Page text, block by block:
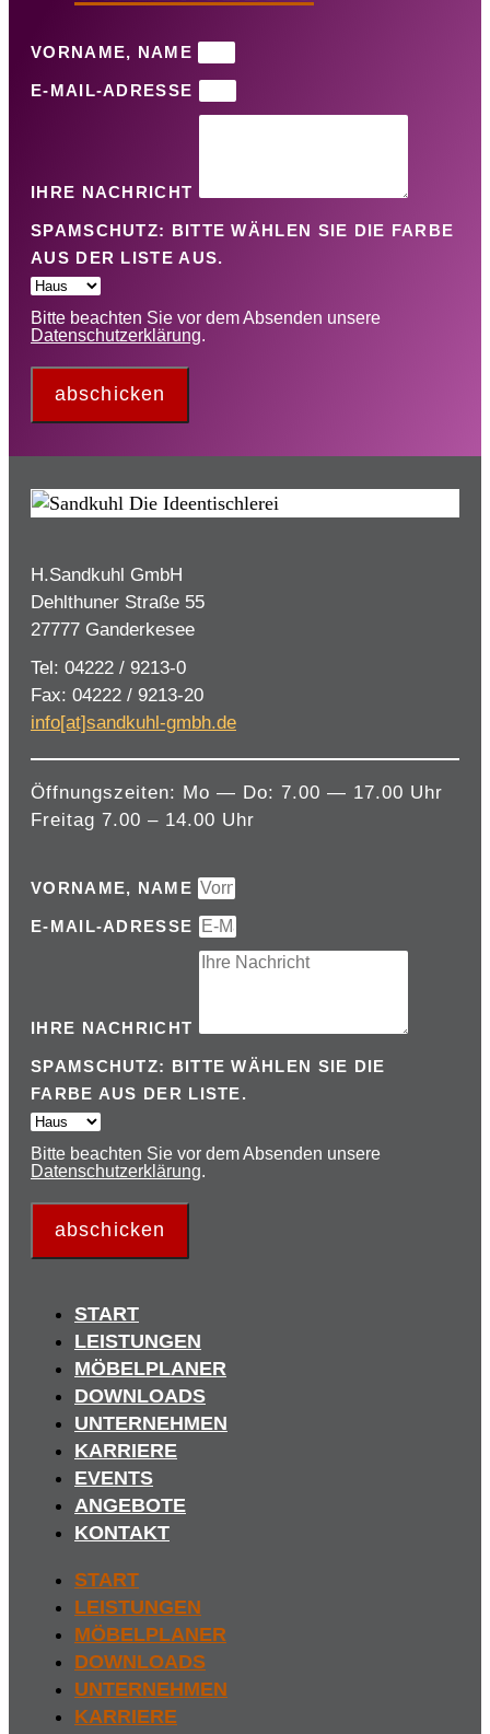
VORNAME, NAME
E-MAIL-ADRESSE
IHRE NACHRICHT
SPAMSCHUTZ: BITTE WÄHLEN SIE DIE FARBE
AUS DER LISTE AUS.
Bitte beachten Sie vor dem Absenden unsere
Datenschutzerklärung.
abschicken
H.Sandkuhl GmbH
Dehlthuner Straße 55
27777 Ganderkesee
Tel: 04222 / 9213-0
Fax: 04222 / 9213-20
info[at]sandkuhl-gmbh.de
Öffnungszeiten: Mo — Do: 7.00 — 17.00 Uhr
Freitag 7.00 – 14.00 Uhr
VORNAME, NAME
E-MAIL-ADRESSE
IHRE NACHRICHT
SPAMSCHUTZ: BITTE WÄHLEN SIE DIE
FARBE AUS DER LISTE.
Bitte beachten Sie vor dem Absenden unsere
Datenschutzerklärung.
abschicken
START
LEISTUNGEN
MÖBELPLANER
DOWNLOADS
UNTERNEHMEN
KARRIERE
EVENTS
ANGEBOTE
KONTAKT
START
LEISTUNGEN
MÖBELPLANER
DOWNLOADS
UNTERNEHMEN
KARRIERE